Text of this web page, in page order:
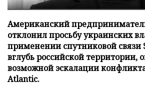
Американский
отклонил просьбу украинских
применении спутниковой связи
вглубь российской территории,
возможной эскалации
Atlantic.